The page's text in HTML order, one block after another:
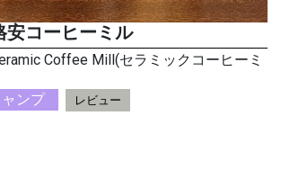
安コーヒーミル
Coffee Mill(セラミックコーヒーミ
ンプ
レビュー